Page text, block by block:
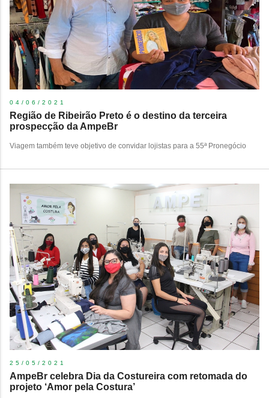
04/06/2021
Região de Ribeirão Preto é o destino da terceira
prospecção da AmpeBr
Viagem também teve objetivo de convidar lojistas para a 55ª Pronegócio
25/05/2021
AmpeBr celebra Dia da Costureira com retomada do
projeto ‘Amor pela Costura’